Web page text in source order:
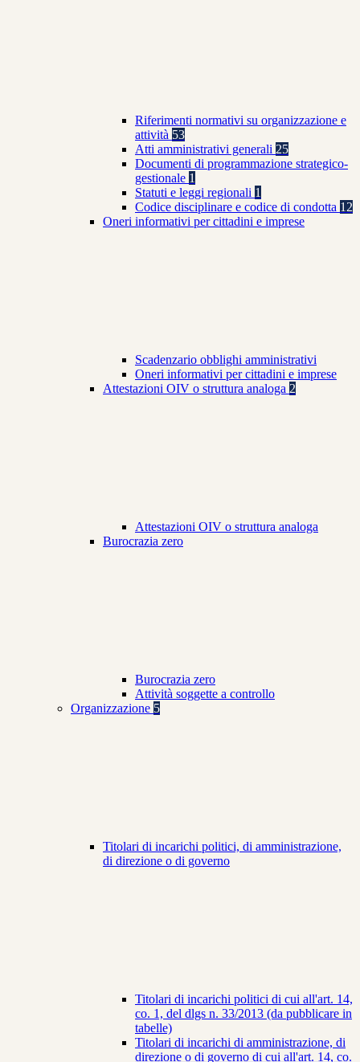
Riferimenti normativi su organizzazione e
attività 53
Atti amministrativi generali 25
Documenti di programmazione strategico-
gestionale 1
Statuti e leggi regionali 1
Codice disciplinare e codice di condotta 12
Oneri informativi per cittadini e imprese
Scadenzario obblighi amministrativi
Oneri informativi per cittadini e imprese
Attestazioni OIV o struttura analoga 2
Attestazioni OIV o struttura analoga
Burocrazia zero
Burocrazia zero
Attività soggette a controllo
Organizzazione 5
Titolari di incarichi politici, di amministrazione,
di direzione o di governo
Titolari di incarichi politici di cui all'art. 14,
co. 1, del dlgs n. 33/2013 (da pubblicare in
tabelle)
Titolari di incarichi di amministrazione, di
direzione o di governo di cui all'art. 14, co.